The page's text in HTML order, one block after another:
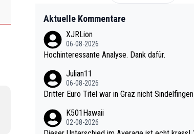
Aktuelle Kommentare
XJRLion
06-08-2026
Hochinteressante Analyse. Dank dafür.
Julian11
06-08-2026
Dritter Euro Titel war in Graz nicht Sindelfingen
K501Hawaii
02-08-2026